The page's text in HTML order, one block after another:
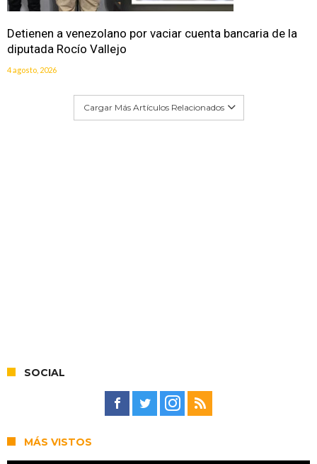
Detienen a venezolano por vaciar cuenta bancaria de la
diputada Rocío Vallejo
4 agosto, 2026
Cargar Más Artículos Relacionados
SOCIAL
MÁS VISTOS